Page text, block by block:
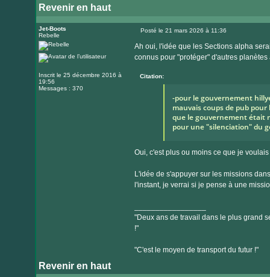
Revenir en haut
Jet-Boots
Rebelle
Inscrit le 25 décembre 2016 à
19:56
Messages : 370
Posté le 21 mars 2026 à 11:36
Ah oui, l'idée que les Sections alpha
connus pour "protéger" d'autres
Citation:
-pour le gouvernement
mauvais coups de pub
que le gouvernement était
pour une "silenciation" du
Oui, c'est plus ou moins ce que je
L'idée de s'appuyer sur les missions
l'instant, je verrai si je pense à une
"Deux ans de travail dans le plus grand
!"
"C'est le moyen de transport du futur !"
Revenir en haut